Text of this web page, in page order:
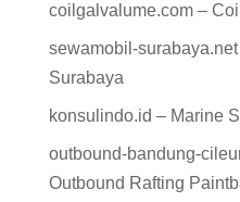
coilgalvalume.com –
sewamobil-
Surabaya
konsulindo.id – Marine
outbound-bandung-
Outbound Rafting